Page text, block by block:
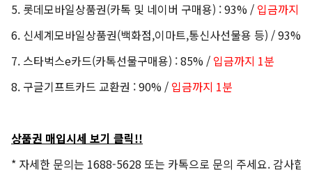
5. 롯데모바일상품권(카톡 및 네이버 구매용) : 93% / 입금까지 3
6. 신세계모바일상품권(백화점,이마트,통신사선물용 등) / 93% /
7. 스타벅스e카드(카톡선물구매용) : 85% / 입금까지 1분
8. 구글기프트카드 교환권 : 90% / 입금까지 1분
상품권 매입시세 보기 클릭!!
* 자세한 문의는 1688-5628 또는 카톡으로 문의 주세요. 감사합